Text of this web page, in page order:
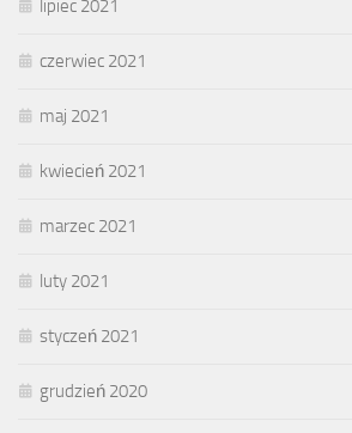
lipiec 2021
czerwiec 2021
maj 2021
kwiecień 2021
marzec 2021
luty 2021
styczeń 2021
grudzień 2020